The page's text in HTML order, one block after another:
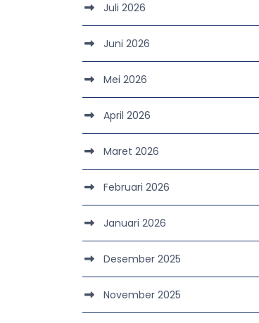
Juli 2026
Juni 2026
Mei 2026
April 2026
Maret 2026
Februari 2026
Januari 2026
Desember 2025
November 2025